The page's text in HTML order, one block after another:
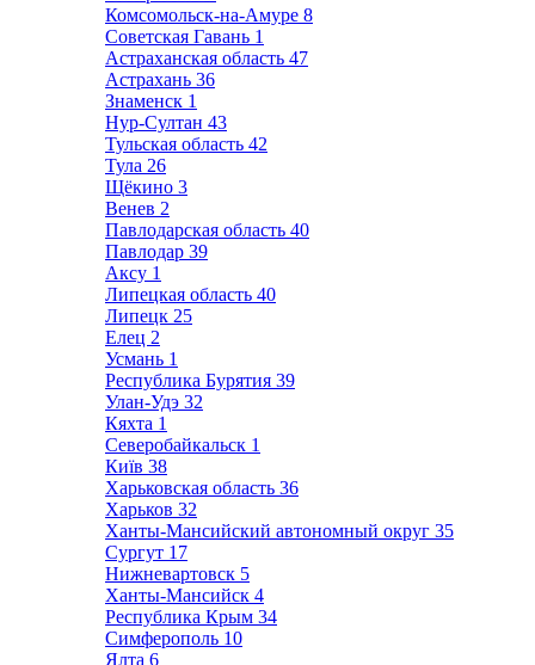
Комсомольск-на-Амуре 8
Советская Гавань 1
Астраханская область 47
Астрахань 36
Знаменск 1
Нур-Султан 43
Тульская область 42
Тула 26
Щёкино 3
Венев 2
Павлодарская область 40
Павлодар 39
Аксу 1
Липецкая область 40
Липецк 25
Елец 2
Усмань 1
Республика Бурятия 39
Улан-Удэ 32
Кяхта 1
Северобайкальск 1
Київ 38
Харьковская область 36
Харьков 32
Ханты-Мансийский автономный округ 35
Сургут 17
Нижневартовск 5
Ханты-Мансийск 4
Республика Крым 34
Симферополь 10
Ялта 6